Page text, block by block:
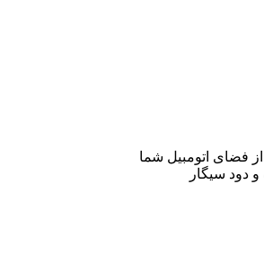
از فضای اتومبیل شما
دود سیگار